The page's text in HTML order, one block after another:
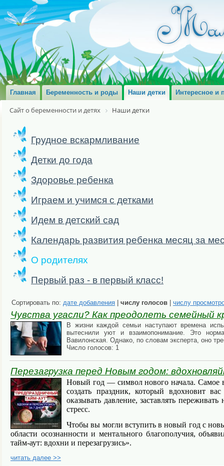
Главная Беременность и роды Наши детки Интересное и
Сайт о беременности и детях Наши детки
Грудное вскармливание
Детки до года
Здоровье ребенка
Играем и учимся с детками
Идем в детский сад
Календарь развития ребенка месяц за
О родителях
Первый раз - в первый класс!
Сортировать по: дате добавления числу голосов числу
Чувства угасли? Как преодолеть семейный
В жизни каждой семьи наступают времена
вытеснили уют и взаимопонимание. Это
Вавилонская. Однако, по словам эксперта, оно
Число голосов: 1
Перезагрузка перед Новым годом:
Новый год — символ нового начала. Самое
создать праздник, который вдохновит
оказывать давление, заставлять
стресс.
Чтобы вы могли вступить в новый год с
области осознанности и ментального благополучия,
тайм-аут: вдохни и перезагрузись».
читать далее >>